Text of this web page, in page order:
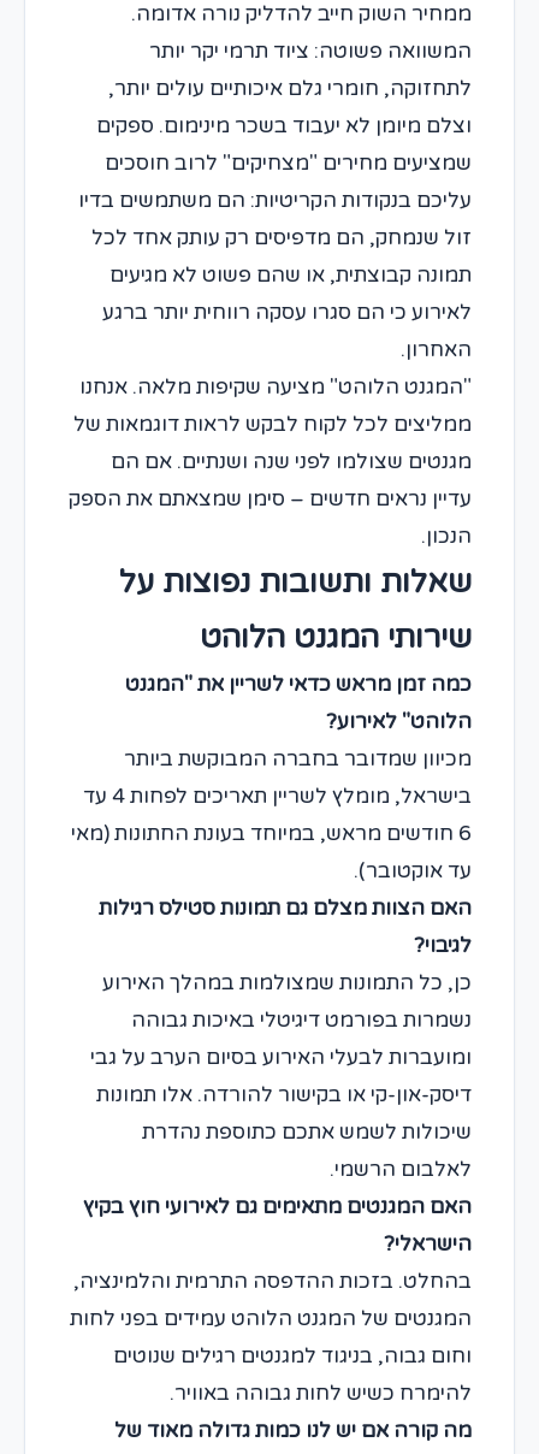
ממחיר השוק חייב להדליק נורה אדומה.
המשוואה פשוטה: ציוד תרמי יקר יותר
לתחזוקה, חומרי גלם איכותיים עולים יותר,
וצלם מיומן לא יעבוד בשכר מינימום. ספקים
שמציעים מחירים "מצחיקים" לרוב חוסכים
עליכם בנקודות הקריטיות: הם משתמשים בדיו
זול שנמחק, הם מדפיסים רק עותק אחד לכל
תמונה קבוצתית, או שהם פשוט לא מגיעים
לאירוע כי הם סגרו עסקה רווחית יותר ברגע
האחרון.
"המגנט הלוהט" מציעה שקיפות מלאה. אנחנו
ממליצים לכל לקוח לבקש לראות דוגמאות של
מגנטים שצולמו לפני שנה ושנתיים. אם הם
עדיין נראים חדשים – סימן שמצאתם את הספק
הנכון.
שאלות ותשובות נפוצות על
שירותי המגנט הלוהט
כמה זמן מראש כדאי לשריין את "המגנט
הלוהט" לאירוע?
מכיוון שמדובר בחברה המבוקשת ביותר
בישראל, מומלץ לשריין תאריכים לפחות 4 עד
6 חודשים מראש, במיוחד בעונת החתונות (מאי
עד אוקטובר).
האם הצוות מצלם גם תמונות סטילס רגילות
לגיבוי?
כן, כל התמונות שמצולמות במהלך האירוע
נשמרות בפורמט דיגיטלי באיכות גבוהה
ומועברות לבעלי האירוע בסיום הערב על גבי
דיסק-און-קי או בקישור להורדה. אלו תמונות
שיכולות לשמש אתכם כתוספת נהדרת
לאלבום הרשמי.
האם המגנטים מתאימים גם לאירועי חוץ בקיץ
הישראלי?
בהחלט. בזכות ההדפסה התרמית והלמינציה,
המגנטים של המגנט הלוהט עמידים בפני לחות
וחום גבוה, בניגוד למגנטים רגילים שנוטים
להימרח כשיש לחות גבוהה באוויר.
מה קורה אם יש לנו כמות גדולה מאוד של